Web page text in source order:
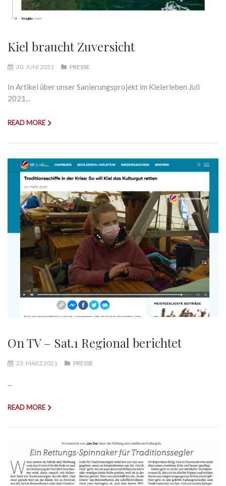
Kiel braucht Zuversicht
30. JUNI 2021 PRESSE
In Artikel über unser Sanierungsprojekt im Kielerleben Juli
2021...
READ MORE
On TV – Sat.1 Regional berichtet
23. MÄRZ 2021 PRESSE
...
READ MORE